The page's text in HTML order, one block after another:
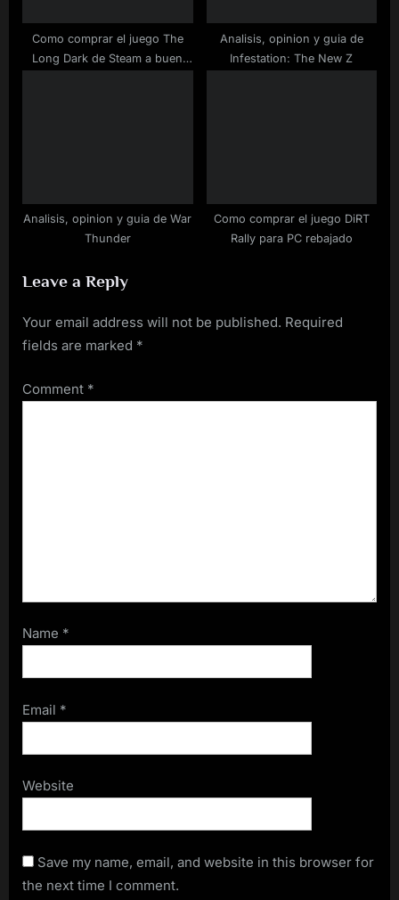
Como comprar el juego The
Long Dark de Steam a buen
Analisis, opinion y guia de
Infestation: The New Z
Analisis, opinion y guia de War
Thunder
Como comprar el juego DiRT
Rally para PC rebajado
Leave a Reply
Your email address will not be published. Required
fields are marked *
Comment *
Name *
Email *
Website
Save my name, email, and website in this browser for
the next time I comment.